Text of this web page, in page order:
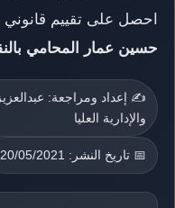
احصل على تقييم
حسين عمار المحامي
✍️ إعداد ومراجعة:
والإدارية العليا
📅 تاريخ النشر: 20/05/2021